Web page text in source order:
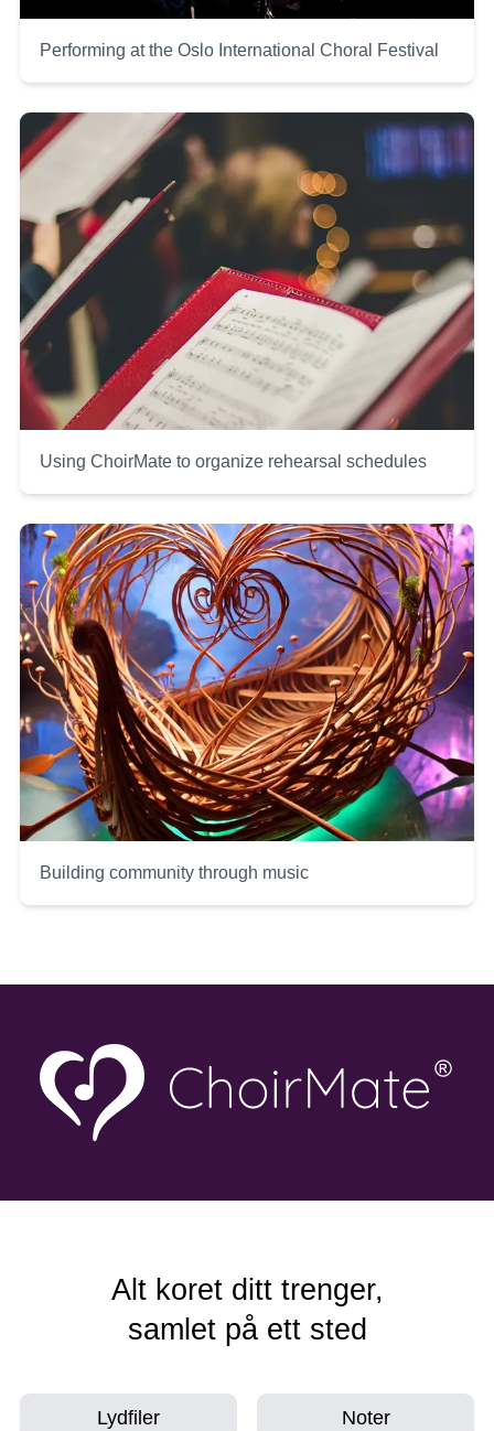
Performing at the Oslo International Choral Festival
Using ChoirMate to organize rehearsal schedules
Building community through music
Alt koret ditt trenger,
samlet på ett sted
Lydfiler Noter